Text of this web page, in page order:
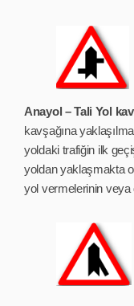
Anayol – Tali Yol
kavşağına
yoldaki trafiğin ilk
yoldan yaklaşmakta
yol vermelerinin veya